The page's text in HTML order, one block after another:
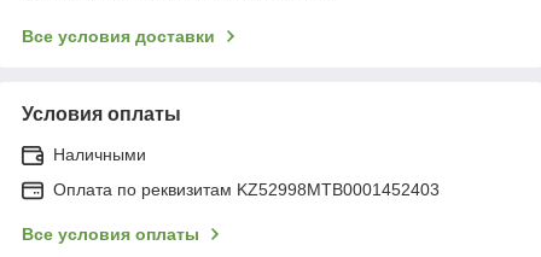
Все условия доставки
Условия оплаты
Наличными
Оплата по реквизитам KZ52998MTB0001452403
Все условия оплаты